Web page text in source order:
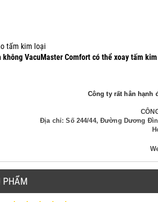
VacuMaster Comfort có thể xoay tấm
Công ty rất hân hạnh
Địa chỉ: Số 244/44, Đường Dương
PHẨM